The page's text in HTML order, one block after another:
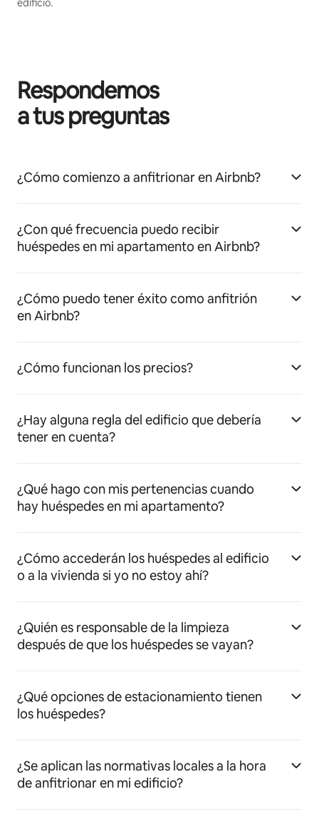
Respondemos
a tus preguntas
¿Cómo comienzo a anfitrionar en Airbnb?
¿Con qué frecuencia puedo recibir
huéspedes en mi apartamento en Airbnb?
¿Cómo puedo tener éxito como anfitrión
en Airbnb?
¿Cómo funcionan los precios?
¿Hay alguna regla del edificio que debería
tener en cuenta?
¿Qué hago con mis pertenencias cuando
hay huéspedes en mi apartamento?
¿Cómo accederán los huéspedes al edificio
o a la vivienda si yo no estoy ahí?
¿Quién es responsable de la limpieza
después de que los huéspedes se vayan?
¿Qué opciones de estacionamiento tienen
los huéspedes?
¿Se aplican las normativas locales a la hora
de anfitrionar en mi edificio?